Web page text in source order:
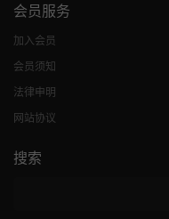
会员服务
加入会员
会员须知
法律申明
网站协议
搜索